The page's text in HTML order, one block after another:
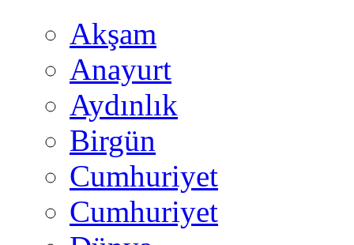
Akşam
Anayurt
Aydınlık
Birgün
Cumhuriyet
Cumhuriyet